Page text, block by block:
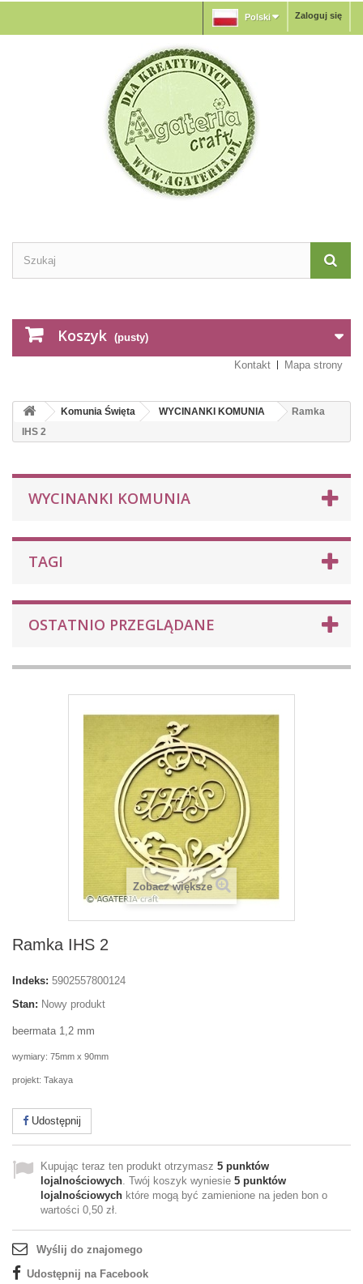
Zaloguj się
Polski
Koszyk (pusty)
Kontakt Mapa strony
Komunia Święta WYCINANKI KOMUNIA
Ramka
IHS 2
WYCINANKI KOMUNIA
TAGI
OSTATNIO PRZEGLĄDANE
Zobacz większe
Ramka IHS 2
Indeks: 5902557800124
Stan: Nowy produkt
beermata 1,2 mm
wymiary: 75mm x 90mm
projekt: Takaya
Udostępnij
Kupując teraz ten produkt otrzymasz 5 punktów
lojalnościowych. Twój koszyk wyniesie 5 punktów
lojalnościowych które mogą być zamienione na jeden bon o
wartości 0,50 zł.
Wyślij do znajomego
Udostępnij na Facebook